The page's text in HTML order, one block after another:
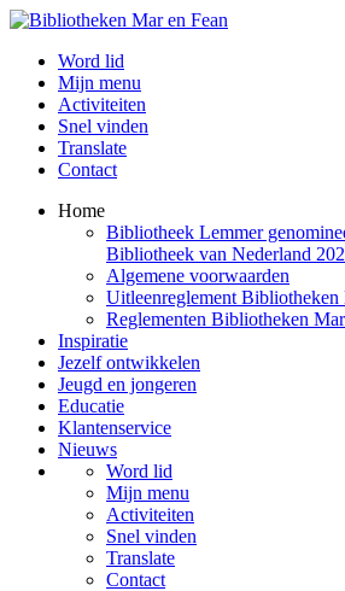
Word lid
Mijn menu
Activiteiten
Snel vinden
Translate
Contact
Home
Bibliotheek Lemmer
Bibliotheek van Nederland
Algemene voorwaarden
Uitleenreglement Bibliotheken
Reglementen Bibliotheken
Inspiratie
Jezelf ontwikkelen
Jeugd en jongeren
Educatie
Klantenservice
Nieuws
Word lid
Mijn menu
Activiteiten
Snel vinden
Translate
Contact